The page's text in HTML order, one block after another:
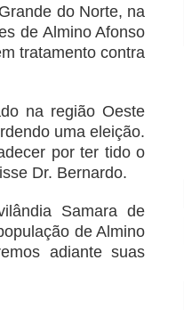
do Norte, na
de Almino Afonso
tratamento contra
na região Oeste
uma eleição.
por ter tido o
Dr. Bernardo.
Samara de
de Almino
adiante suas